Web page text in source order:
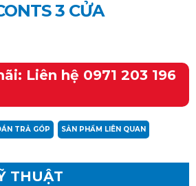
3 CỬA
Liên hệ 0971 203 196
TRẢ GÓP SẢN PHẨM LIÊN QUAN
THUẬT
Xem thêm